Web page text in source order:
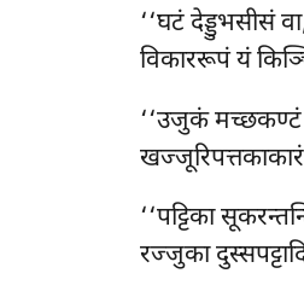
‘‘घटं देड्डुभसीसं
विकाररूपं यं
‘‘उजुकंमच्छकण्टं
खज्जूरिपत्तकाकारं,
‘‘पट्टिका
रज्जुका